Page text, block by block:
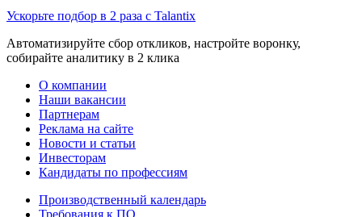
Ускорьте подбор в 2 раза с Talantix
Автоматизируйте сбор откликов, настройте воронку,
собирайте аналитику в 2 клика
О компании
Наши вакансии
Партнерам
Реклама на сайте
Новости и статьи
Инвесторам
Кандидаты по профессиям
Производственный календарь
Требования к ПО